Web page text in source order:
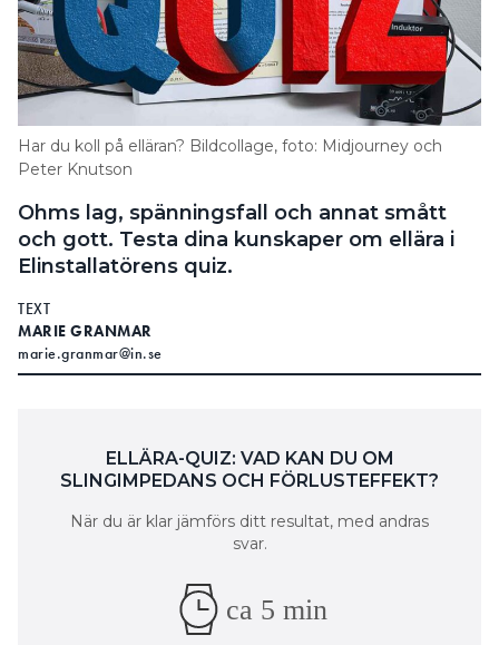
Har du koll på elläran? Bildcollage, foto: Midjourney och
Peter Knutson
Ohms lag, spänningsfall och annat smått
och gott. Testa dina kunskaper om ellära i
Elinstallatörens quiz.
TEXT
MARIE GRANMAR
marie.granmar@in.se
ELLÄRA-QUIZ: VAD KAN DU OM
SLINGIMPEDANS OCH FÖRLUSTEFFEKT?
När du är klar jämförs ditt resultat, med andras
svar.
ca 5 min